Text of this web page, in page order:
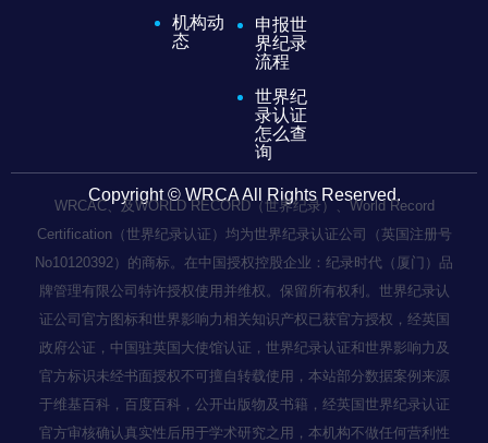
机构动
态
申报世
界纪录
流程
世界纪
录认证
怎么查
询
Copyright © WRCA All Rights Reserved.
WRCAC、及WORLD RECORD（世界纪录）、World Record
Certification（世界纪录认证）均为世界纪录认证公司（英国注册号
No10120392）的商标。在中国授权控股企业：纪录时代（厦门）品
牌管理有限公司特许授权使用并维权。保留所有权利。世界纪录认
证公司官方图标和世界影响力相关知识产权已获官方授权，经英国
政府公证，中国驻英国大使馆认证，世界纪录认证和世界影响力及
官方标识未经书面授权不可擅自转载使用，本站部分数据案例来源
于维基百科，百度百科，公开出版物及书籍，经英国世界纪录认证
官方审核确认真实性后用于学术研究之用，本机构不做任何营利性